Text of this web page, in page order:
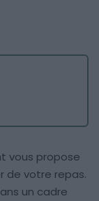
vous propose
de votre repas.
un cadre